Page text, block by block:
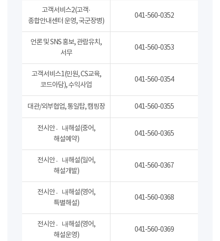
고객서비스2(고객·
종합안내센터 운영, 국군장병)
041-560-0352
언론 및 SNS 홍보, 관람유치,
서무
041-560-0353
고객서비스1(민원, CS교육,
코드아담), 수익사업
041-560-0354
대관/외부협업, 통일탑, 캠핑장 041-560-0355
전시안내〮해설(중어,
해설예약)
041-560-0365
전시안내〮해설(일어,
해설개발)
041-560-0367
전시안내〮해설(영어,
특별해설)
041-560-0368
전시안내〮해설(영어,
해설운영)
041-560-0369